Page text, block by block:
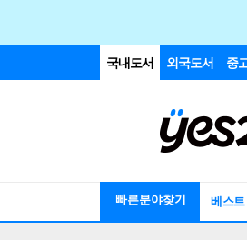
국내도서 외국도서 중
빠른분야찾기 베스트